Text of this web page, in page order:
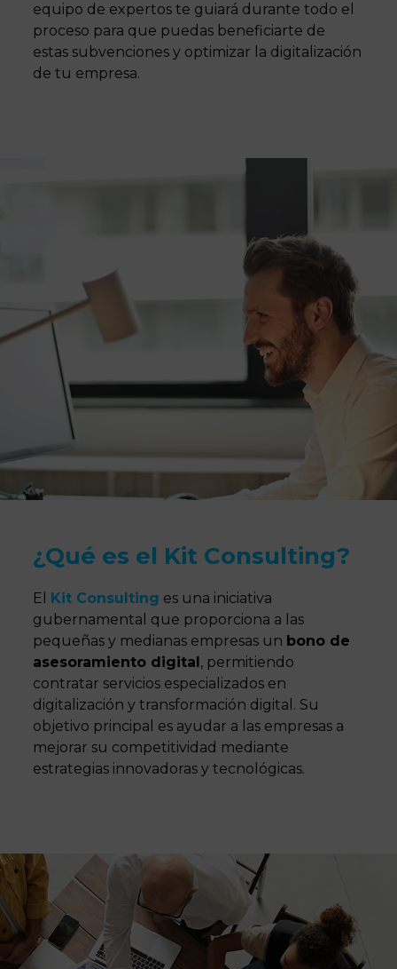
equipo de expertos te guiará durante todo el
proceso para que puedas beneficiarte de
estas subvenciones y optimizar la digitalización
de tu empresa.
¿Qué es el Kit Consulting?
El Kit Consulting es una iniciativa
gubernamental que proporciona a las
pequeñas y medianas empresas un bono de
asesoramiento digital, permitiendo
contratar servicios especializados en
digitalización y transformación digital. Su
objetivo principal es ayudar a las empresas a
mejorar su competitividad mediante
estrategias innovadoras y tecnológicas.